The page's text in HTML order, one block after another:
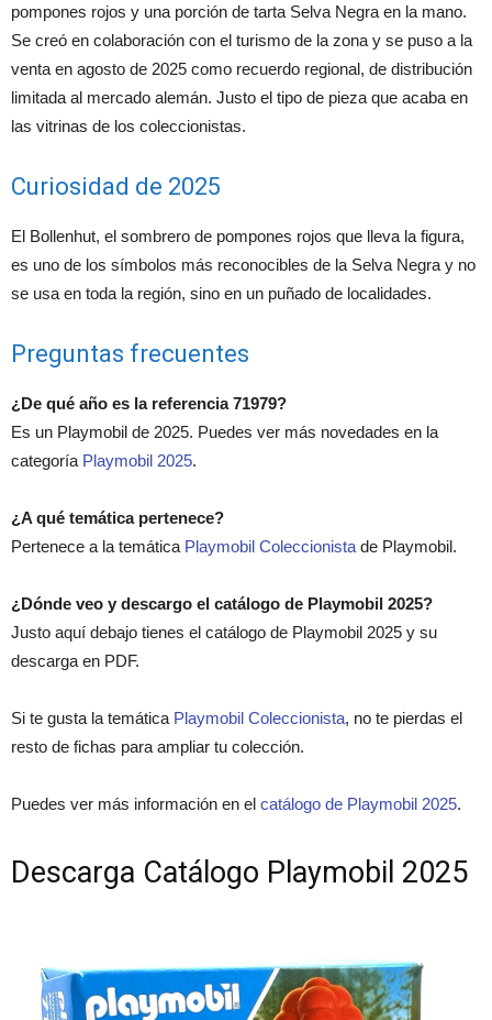
pompones rojos y una porción de tarta Selva Negra en la mano.
Se creó en colaboración con el turismo de la zona y se puso a la
venta en agosto de 2025 como recuerdo regional, de distribución
limitada al mercado alemán. Justo el tipo de pieza que acaba en
las vitrinas de los coleccionistas.
Curiosidad de 2025
El Bollenhut, el sombrero de pompones rojos que lleva la figura,
es uno de los símbolos más reconocibles de la Selva Negra y no
se usa en toda la región, sino en un puñado de localidades.
Preguntas frecuentes
¿De qué año es la referencia 71979?
Es un Playmobil de 2025. Puedes ver más novedades en la
categoría Playmobil 2025.
¿A qué temática pertenece?
Pertenece a la temática Playmobil Coleccionista de Playmobil.
¿Dónde veo y descargo el catálogo de Playmobil 2025?
Justo aquí debajo tienes el catálogo de Playmobil 2025 y su
descarga en PDF.
Si te gusta la temática Playmobil Coleccionista, no te pierdas el
resto de fichas para ampliar tu colección.
Puedes ver más información en el catálogo de Playmobil 2025.
Descarga Catálogo Playmobil 2025